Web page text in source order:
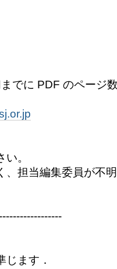
でに PDF のページ
。
、担当編集委員が不
ます．